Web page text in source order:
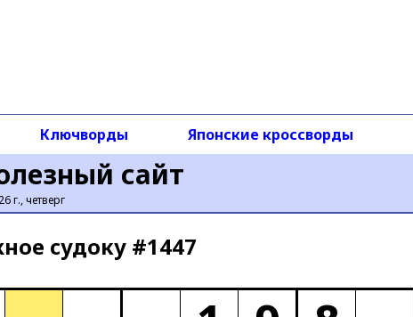
сайт
г., четверг
Ключворды Японские кроссворды
cудоку #1447